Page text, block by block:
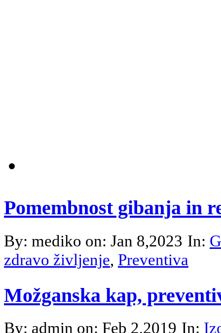
Pomembnost gibanja in
By: mediko on: Jan 8,2023 In:
zdravo življenje, Preventiva
Možganska kap,
By: admin on: Feb 2,2019 In: